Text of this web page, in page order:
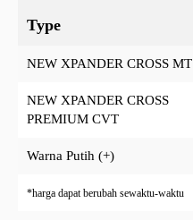
Type
NEW XPANDER CROSS MT
NEW XPANDER CROSS
PREMIUM CVT
Warna Putih (+)
*harga dapat berubah sewaktu-waktu